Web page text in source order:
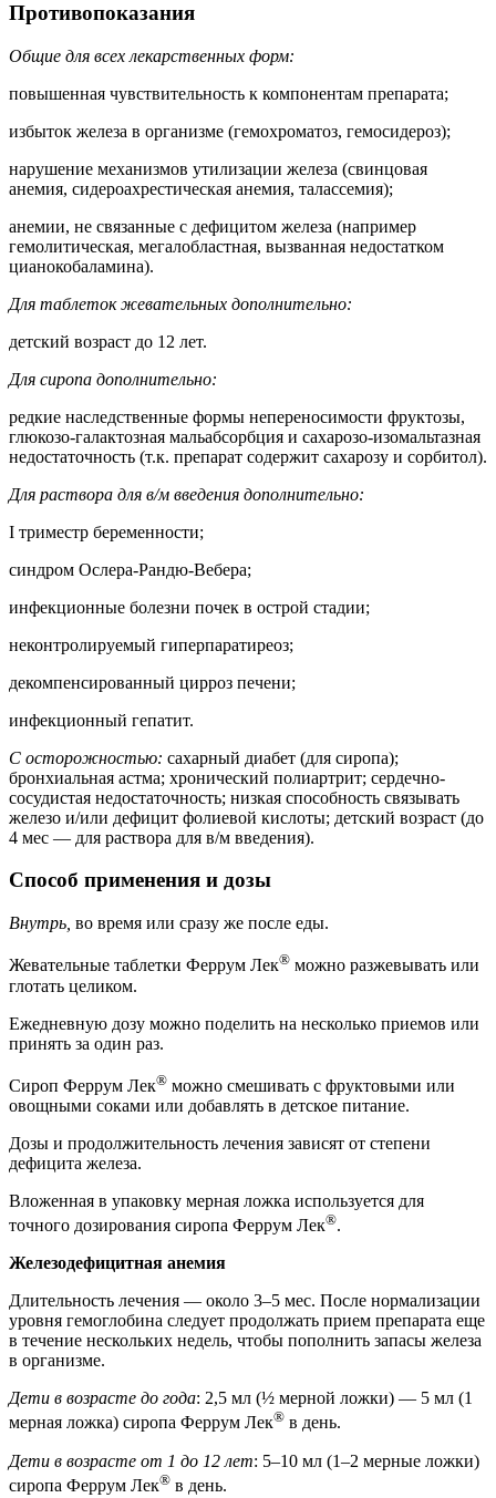
Противопоказания
Общие для всех лекарственных форм:
повышенная чувствительность к компонентам препарата;
избыток железа в организме (гемохроматоз, гемосидероз);
нарушение механизмов утилизации железа (свинцовая
анемия, сидероахрестическая анемия, талассемия);
анемии, не связанные с дефицитом железа (например
гемолитическая, мегалобластная, вызванная недостатком
цианокобаламина).
Для таблеток жевательных дополнительно:
детский возраст до 12 лет.
Для сиропа дополнительно:
редкие наследственные формы непереносимости фруктозы,
глюкозо-галактозная мальабсорбция и сахарозо-изомальтазная
недостаточность (т.к. препарат содержит сахарозу и сорбитол).
Для раствора для в/м введения дополнительно:
I триместр беременности;
синдром Ослера-Рандю-Вебера;
инфекционные болезни почек в острой стадии;
неконтролируемый гиперпаратиреоз;
декомпенсированный цирроз печени;
инфекционный гепатит.
С осторожностью: сахарный диабет (для сиропа);
бронхиальная астма; хронический полиартрит; сердечно-
сосудистая недостаточность; низкая способность связывать
железо и/или дефицит фолиевой кислоты; детский возраст (до
4 мес — для раствора для в/м введения).
Способ применения и дозы
Внутрь, во время или сразу же после еды.
Жевательные таблетки Феррум Лек® можно разжевывать или
глотать целиком.
Ежедневную дозу можно поделить на несколько приемов или
принять за один раз.
Сироп Феррум Лек® можно смешивать с фруктовыми или
овощными соками или добавлять в детское питание.
Дозы и продолжительность лечения зависят от степени
дефицита железа.
Вложенная в упаковку мерная ложка используется для
точного дозирования сиропа Феррум Лек®.
Железодефицитная анемия
Длительность лечения — около 3–5 мес. После нормализации
уровня гемоглобина следует продолжать прием препарата еще
в течение нескольких недель, чтобы пополнить запасы железа
в организме.
Дети в возрасте до года: 2,5 мл (½ мерной ложки) — 5 мл (1
мерная ложка) сиропа Феррум Лек® в день.
Дети в возрасте от 1 до 12 лет: 5–10 мл (1–2 мерные ложки)
сиропа Феррум Лек® в день.